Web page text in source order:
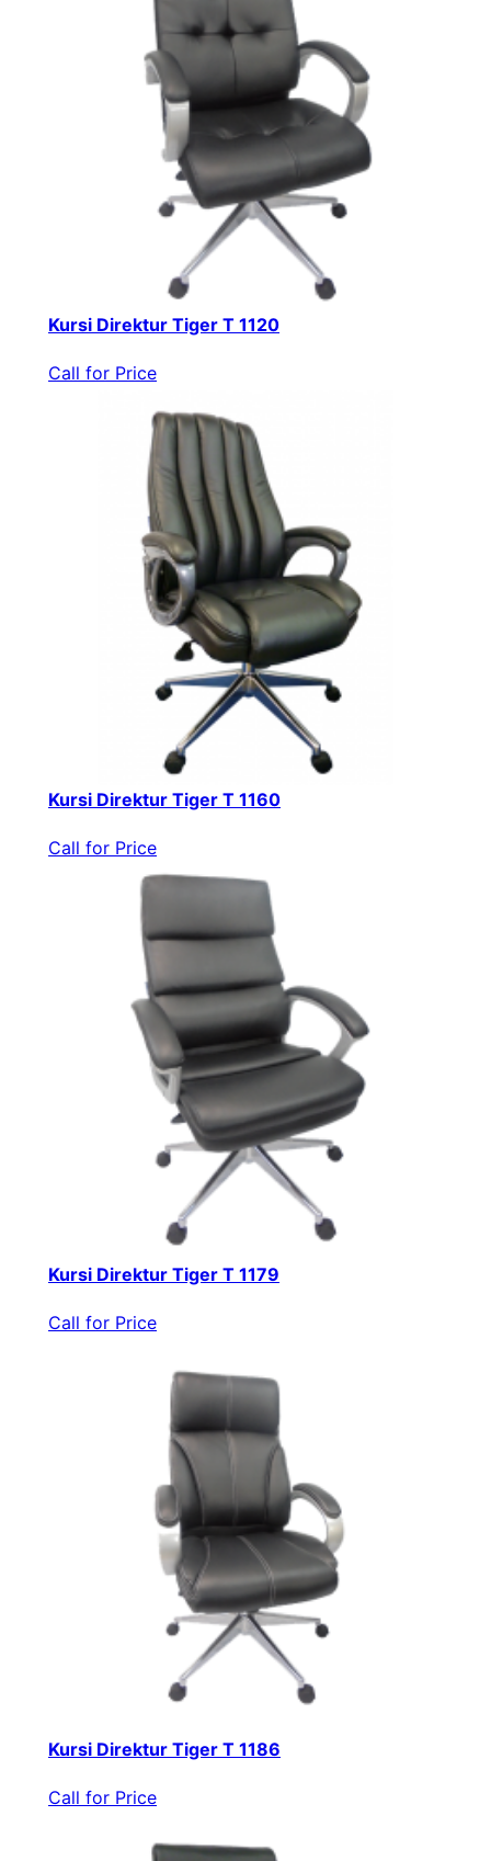
Kursi Direktur Tiger T 1120
Call for Price
Kursi Direktur Tiger T 1160
Call for Price
Kursi Direktur Tiger T 1179
Call for Price
Kursi Direktur Tiger T 1186
Call for Price